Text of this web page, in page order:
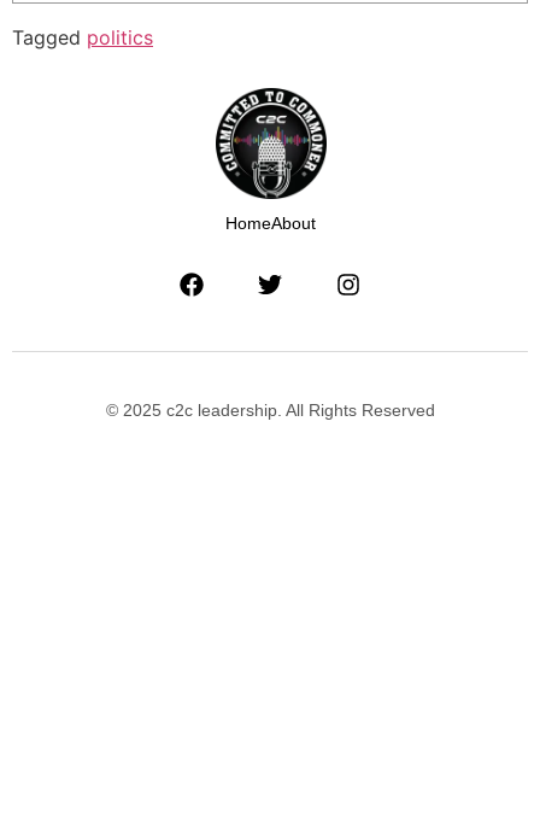
Tagged politics
HomeAbout
© 2025 c2c leadership. All Rights Reserved